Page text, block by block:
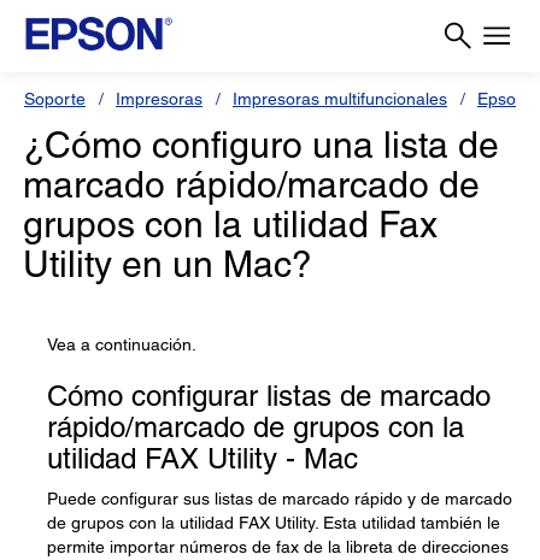
Soporte Impresoras Impresoras multifuncionales Epson
¿Cómo configuro una lista de
marcado rápido/marcado de
grupos con la utilidad Fax
Utility en un Mac?
Vea a continuación.
Cómo configurar listas de marcado
rápido/marcado de grupos con la
utilidad FAX Utility - Mac
Puede configurar sus listas de marcado rápido y de marcado
de grupos con la utilidad FAX Utility. Esta utilidad también le
permite importar números de fax de la libreta de direcciones